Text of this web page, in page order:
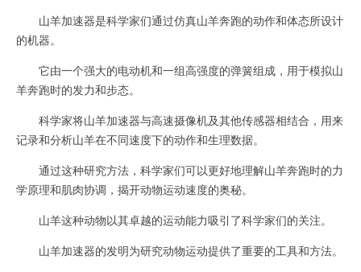
山羊加速器是科学家们通过仿真山羊奔跑的动作和体态所设计
的机器。
它由一个强大的电动机和一组高强度的弹簧组成，用于模拟山
羊奔跑时的发力和步态。
科学家将山羊加速器与高速摄像机及其他传感器相结合，用来
记录和分析山羊在不同速度下的动作和生理数据。
通过这种研究方法，科学家们可以更好地理解山羊奔跑时的力
学原理和肌肉协调，揭开动物运动速度的奥秘。
山羊这种动物以其卓越的运动能力吸引了科学家们的关注。
山羊加速器的发明为研究动物运动提供了重要的工具和方法。